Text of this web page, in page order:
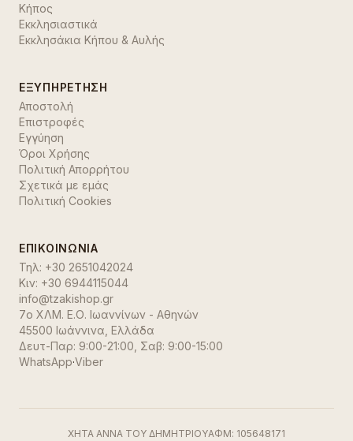
Κήπος
Εκκλησιαστικά
Εκκλησάκια Κήπου & Αυλής
ΕΞΥΠΗΡΈΤΗΣΗ
Αποστολή
Επιστροφές
Εγγύηση
Όροι Χρήσης
Πολιτική Απορρήτου
Σχετικά με εμάς
Πολιτική Cookies
ΕΠΙΚΟΙΝΩΝΊΑ
Τηλ: +30 2651042024
Κιν: +30 6944115044
info@tzakishop.gr
7ο ΧΛΜ. Ε.Ο. Ιωαννίνων - Αθηνών
45500 Ιωάννινα Ελλάδα
Δευτ-Παρ: 9:00-21:00, Σαβ: 9:00-15:00
WhatsApp·Viber
ΧΗΤΑ ΑΝΝΑ ΤΟΥ ΔΗΜΗΤΡΙΟΥΑΦΜ: 105648171